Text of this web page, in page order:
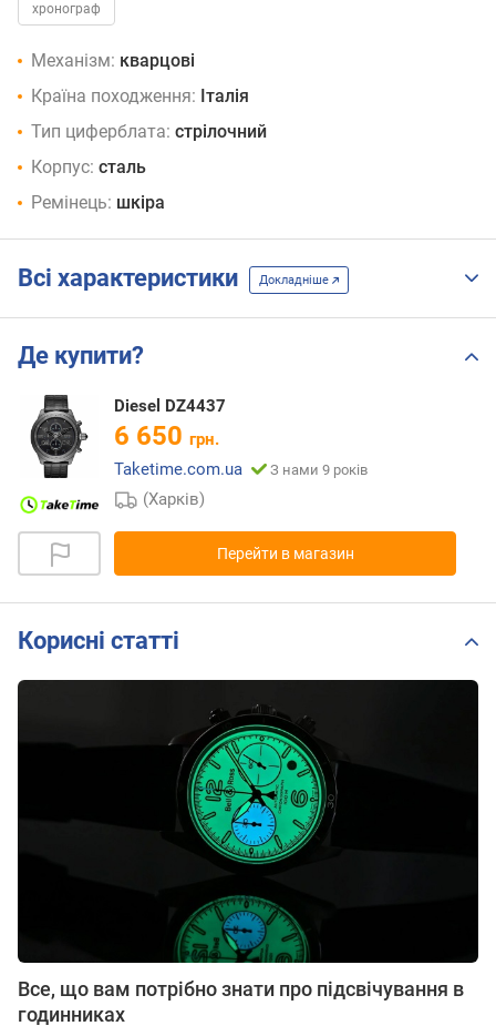
хронограф
Механізм: кварцові
Країна походження: Італія
Тип циферблата: стрілочний
Корпус: сталь
Ремінець: шкіра
Всі характеристики Докладніше
Де купити?
Diesel DZ4437
6 650 грн.
Taketime.com.ua
З нами 9 років
(Харків)
Перейти в магазин
Корисні статті
Все, що вам потрібно знати про підсвічування в
годинниках